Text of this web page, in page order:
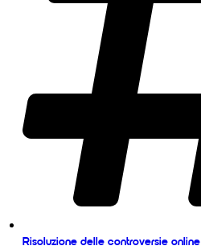
Risoluzione delle controversie online